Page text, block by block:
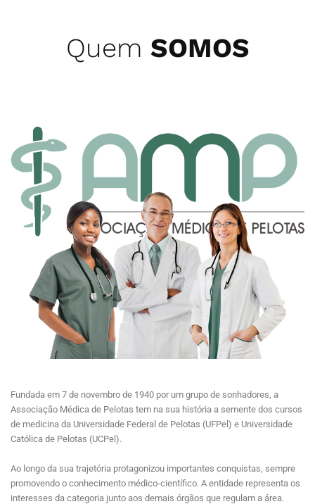
Quem SOMOS
Fundada em 7 de novembro de 1940 por um grupo de sonhadores, a
Associação Médica de Pelotas tem na sua história a semente dos cursos
de medicina da Universidade Federal de Pelotas (UFPel) e Universidade
Católica de Pelotas (UCPel).
Ao longo da sua trajetória protagonizou importantes conquistas, sempre
promovendo o conhecimento médico-científico. A entidade representa os
interesses da categoria junto aos demais órgãos que regulam a área.